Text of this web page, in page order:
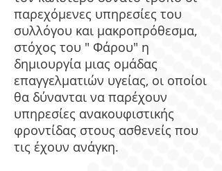
παρεχόμενες υπηρεσίες του
συλλόγου και μακροπρόθεσμα,
στόχος του " Φάρου" η
δημιουργία μιας ομάδας
επαγγελματιών υγείας, οι οποίοι
θα δύνανται να παρέχουν
υπηρεσίες ανακουφιστικής
φροντίδας στους ασθενείς που
τις έχουν ανάγκη.